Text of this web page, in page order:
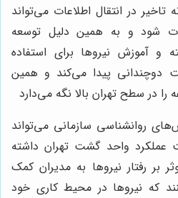
در انتقال اطلاعات می‌تواند
شود و به همین دلیل توسعه
و آموزش نیروها برای استفاده
دوچندانی پیدا می‌کند و همین
در سطح تهران بالا نگه می‌دارد
روانشناسی سازمانی می‌تواند
عملکرد واحد گشت تهران داشته
بر رفتار نیروها به مدیران کمک
که نیروها در محیط کاری خود